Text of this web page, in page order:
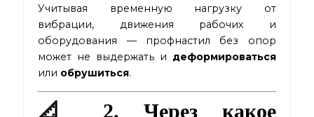
Учитывая временную нагрузку от
вибрации, движения рабочих и
оборудования — профнастил без опор
может не выдержать и деформироваться
или обрушиться.
📐 2. Через какое